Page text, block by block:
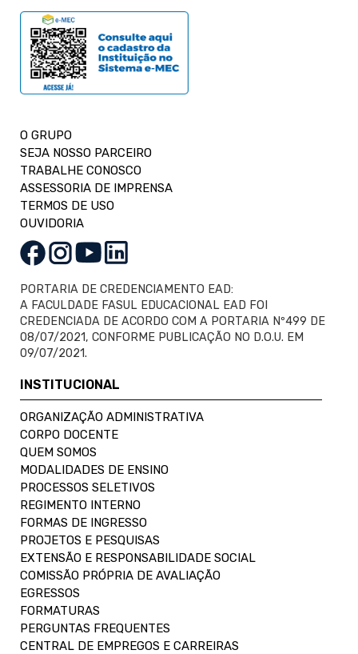
O GRUPO
SEJA NOSSO PARCEIRO
TRABALHE CONOSCO
ASSESSORIA DE IMPRENSA
TERMOS DE USO
OUVIDORIA
PORTARIA DE CREDENCIAMENTO EAD:
A FACULDADE FASUL EDUCACIONAL EAD FOI
CREDENCIADA DE ACORDO COM A PORTARIA Nº499 DE
08/07/2021, CONFORME PUBLICAÇÃO NO D.O.U. EM
09/07/2021.
INSTITUCIONAL
ORGANIZAÇÃO ADMINISTRATIVA
CORPO DOCENTE
QUEM SOMOS
MODALIDADES DE ENSINO
PROCESSOS SELETIVOS
REGIMENTO INTERNO
FORMAS DE INGRESSO
PROJETOS E PESQUISAS
EXTENSÃO E RESPONSABILIDADE SOCIAL
COMISSÃO PRÓPRIA DE AVALIAÇÃO
EGRESSOS
FORMATURAS
PERGUNTAS FREQUENTES
CENTRAL DE EMPREGOS E CARREIRAS